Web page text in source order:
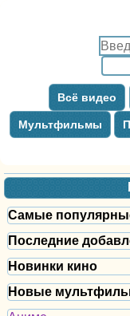
Всё видео
Мультфильмы
Самые
Последние
Новинки кино
Новые